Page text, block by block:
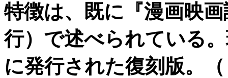
特徴は、既に『漫画映
行）で述べられている
に発行された復刻版。